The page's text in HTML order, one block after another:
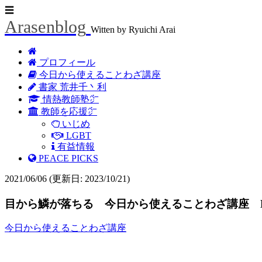
☰
Arasenblog Witten by Ryuichi Arai
プロフィール
今日から使えることわざ講座
書家 荒井千丶利
情熱教師塾㌻
教師を応援㌻
いじめ
LGBT
有益情報
PEACE PICKS
2021/06/06 (更新日: 2023/10/21)
目から鱗が落ちる 今日から使えることわざ講座
今日から使えることわざ講座